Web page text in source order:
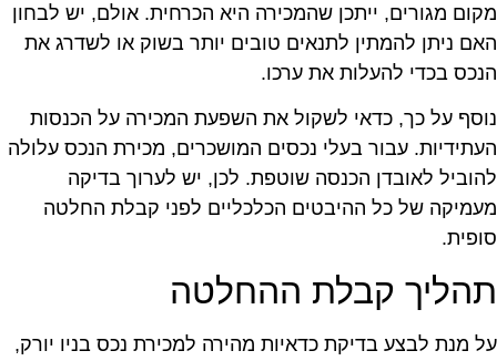
מגורים, ייתכן שהמכירה היא הכרחית. אולם, יש לבחון
ניתן להמתין לתנאים טובים יותר בשוק או לשדרג את
בכדי להעלות את ערכו.
על כך, כדאי לשקול את השפעת המכירה על הכנסות
עבור בעלי נכסים המושכרים, מכירת הנכס עלולה
לאובדן הכנסה שוטפת. לכן, יש לערוך בדיקה
של כל ההיבטים הכלכליים לפני קבלת החלטה
קבלת ההחלטה
מנת לבצע בדיקת כדאיות מהירה למכירת נכס בניו יורק,